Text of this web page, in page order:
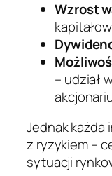
Wzrost
– udział
Jednak każda
z ryzykiem –
sytuacji